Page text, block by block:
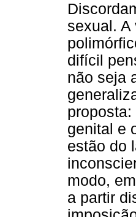
sexual. A
difícil
não seja
genital e
estão do
modo,
a partir